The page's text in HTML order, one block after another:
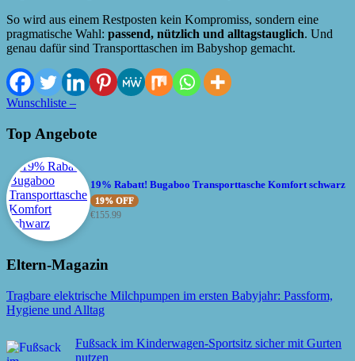
So wird aus einem Restposten kein Kompromiss, sondern eine
pragmatische Wahl: passend, nützlich und alltagstauglich. Und
genau dafür sind Transporttaschen im Babyshop gemacht.
Wunschliste –
Top Angebote
19% Rabatt! Bugaboo Transporttasche Komfort schwarz
19% OFF
€155.99
Eltern-Magazin
Tragbare elektrische Milchpumpen im ersten Babyjahr: Passform,
Hygiene und Alltag
Fußsack im Kinderwagen-Sportsitz sicher mit Gurten
nutzen